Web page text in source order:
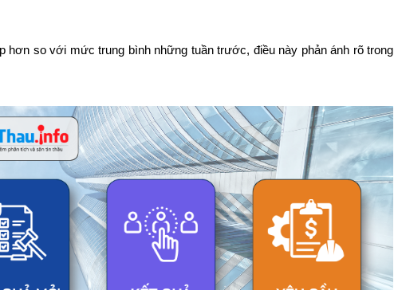
so với mức trung bình những tuần trước, điều này phản ánh rõ trong